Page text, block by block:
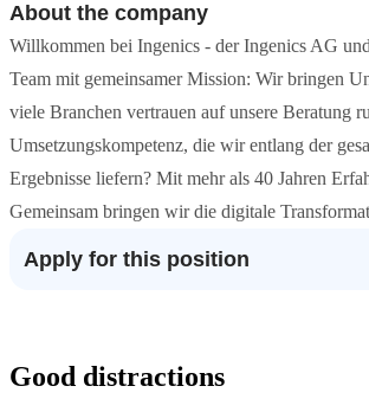
About the company
Willkommen bei Ingenics - der Ingenics AG
Team mit gemeinsamer Mission: Wir bringen
viele Branchen vertrauen auf unsere Beratung
Umsetzungskompetenz, die wir entlang der
Ergebnisse liefern? Mit mehr als 40 Jahren
Gemeinsam bringen wir die digitale
Apply for this position
Good distractions